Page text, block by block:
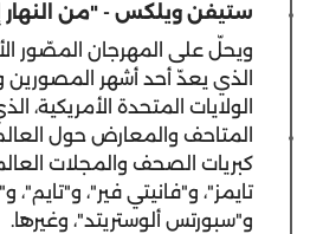
ستيفن ويلكس - "من النهار
ويحلّ على المهرجان المصّور
الذي يعدّ أحد أشهر المصورين
الولايات المتحدة الأمريكية،
المتاحف والمعارض حول
كبريات الصحف والمجلات
تايمز"، و"فانيتي فير"، و"تايم"،
و"سبورتس ألوستريتد"، وغيرها.